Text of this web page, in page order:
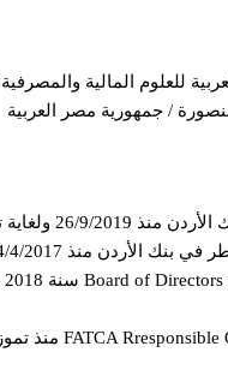
ولغاية تاريخه.
24/4/2017 ولغاية 25/9/2019.